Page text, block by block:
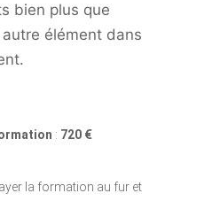
bien plus que
autre élément dans
: 720 €
la formation au fur et